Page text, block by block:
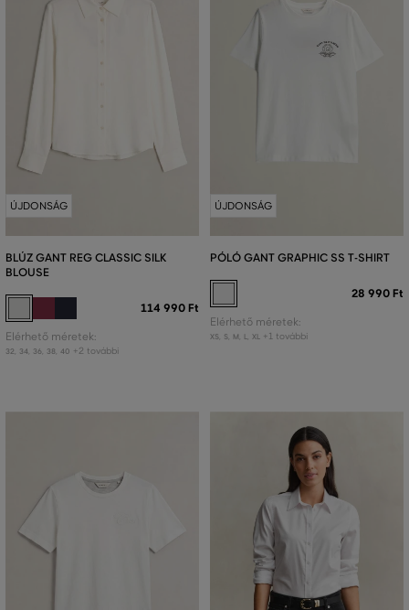
ÚJDONSÁG
BLÚZ GANT REG CLASSIC SILK
BLOUSE
114 990 Ft
Elérhető méretek:
32 34 36 38 40 +2 további
ÚJDONSÁG
PÓLÓ GANT GRAPHIC SS T-SHIRT
28 990 Ft
Elérhető méretek:
XS, S, M L XL +1 további